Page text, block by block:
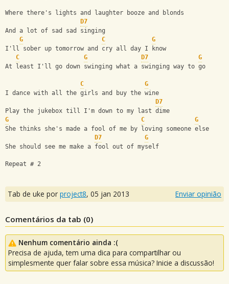
Where there's lights and laughter booze and blonds
D7
And a lot of sad sad singing
G
C
G
I'll sober up tomorrow and cry all day I know
C
G D7
G
At least I'll go down swinging what a swinging way to go
C
G
I dance with all the girls and buy the wine
D7
Play the jukebox till I'm down to my last dime
G
C
G
She thinks she's made a fool of me by loving someone else
D7
G
She should see me make a fool out of myself
Repeat # 2
Tab de uke por project8, 05 jan 2013 Enviar opinião
Comentários da tab (0)
Nenhum comentário ainda :(
Precisa de ajuda, tem uma dica para compartilhar ou
simplesmente quer falar sobre essa música? Inicie a discussão!